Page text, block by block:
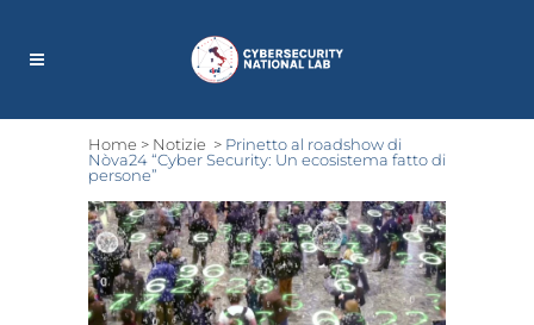
Home > Notizie > Prinetto al roadshow di
Nòva24 “Cyber Security: Un ecosistema fatto di
persone”